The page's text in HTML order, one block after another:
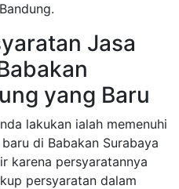
Jasa
yang Baru
lakukan ialah memenuhi
di Babakan Surabaya
karena persyaratannya
persyaratan dalam